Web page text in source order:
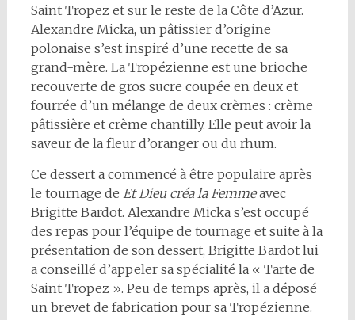
Saint Tropez et sur le reste de la Côte d’Azur.
Alexandre Micka, un pâtissier d’origine
polonaise s’est inspiré d’une recette de sa
grand-mère. La Tropézienne est une brioche
recouverte de gros sucre coupée en deux et
fourrée d’un mélange de deux crèmes : crème
pâtissière et crème chantilly. Elle peut avoir la
saveur de la fleur d’oranger ou du rhum.
Ce dessert a commencé à être populaire après
le tournage de Et Dieu créa la Femmeavec
Brigitte Bardot. Alexandre Micka s’est occupé
des repas pour l’équipe de tournage et suite à la
présentation de son dessert, Brigitte Bardot lui
a conseillé d’appeler sa spécialité la « Tarte de
Saint Tropez ». Peu de temps après, il a déposé
un brevet de fabrication pour sa Tropézienne.